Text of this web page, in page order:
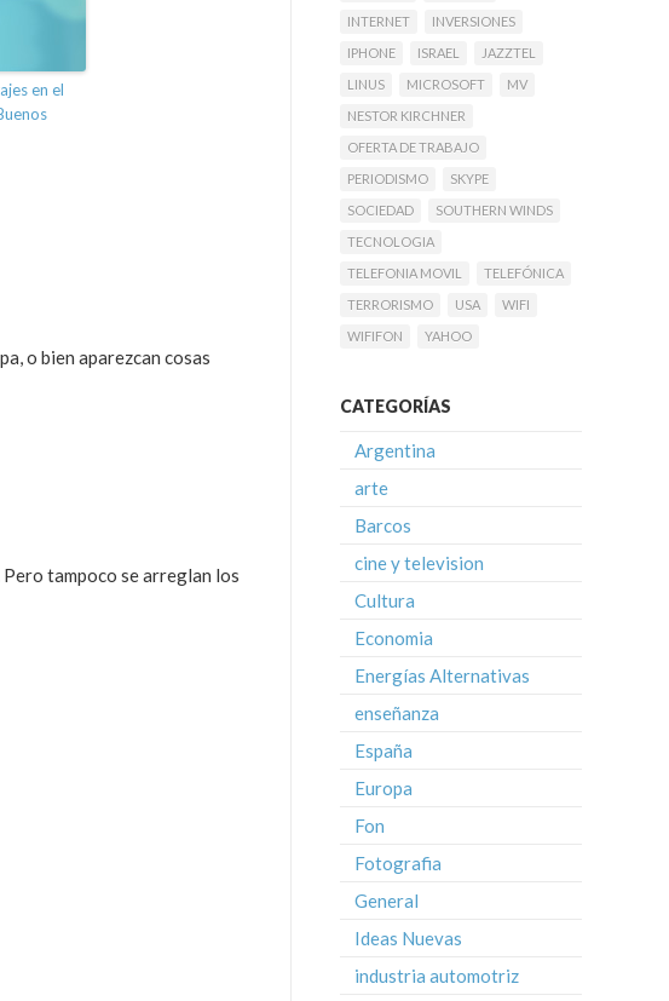
en el
o bien aparezcan cosas
tampoco se arreglan los
INTERNET
INVERSIONES
IPHONE
ISRAEL
JAZZTEL
LINUS
MICROSOFT
MV
NESTOR KIRCHNER
OFERTA DE TRABAJO
PERIODISMO
SKYPE
SOCIEDAD
SOUTHERN WINDS
TECNOLOGIA
TELEFONIA MOVIL
TELEFÓNICA
TERRORISMO
USA
WIFI
WIFIFON
YAHOO
CATEGORÍAS
Argentina
arte
Barcos
cine y television
Cultura
Economia
Energías Alternativas
enseñanza
España
Europa
Fon
Fotografia
General
Ideas Nuevas
industria automotriz